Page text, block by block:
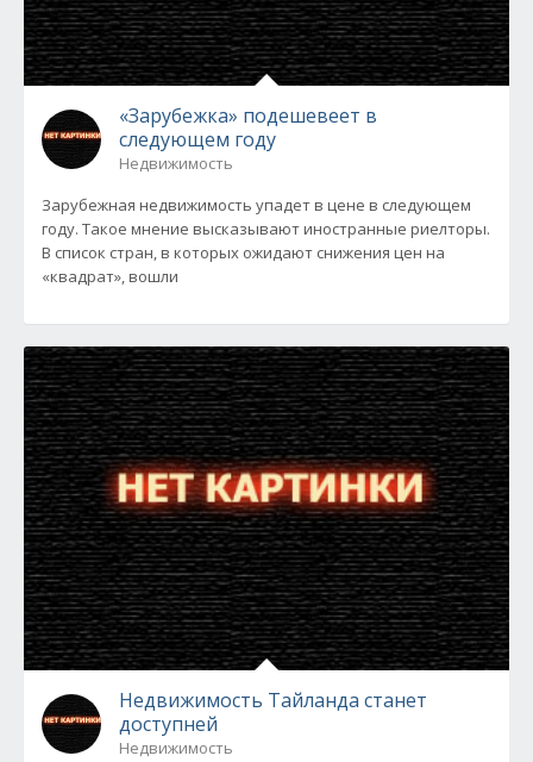
«Зарубежка» подешевеет в
следующем году
Недвижимость
Зарубежная недвижимость упадет в цене в следующем
году. Такое мнение высказывают иностранные риелторы.
В список стран, в которых ожидают снижения цен на
«квадрат», вошли
Недвижимость Тайланда станет
доступней
Недвижимость